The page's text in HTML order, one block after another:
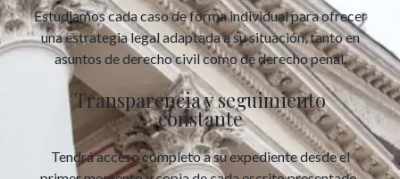
Estudiamos cada caso de forma individual para ofrecer
una estrategia legal adaptada a su situación, tanto en
asuntos de derecho civil como de derecho penal.
Transparencia y seguimiento
constante
Tendrá acceso completo a su expediente desde el